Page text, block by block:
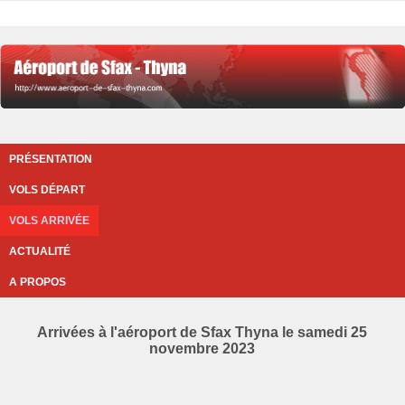
PRÉSENTATION
VOLS DÉPART
VOLS ARRIVÉE
ACTUALITÉ
A PROPOS
Arrivées à l'aéroport de Sfax Thyna le samedi 25
novembre 2023